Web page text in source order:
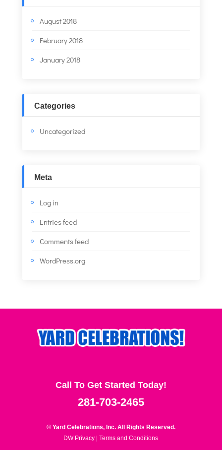
August 2018
February 2018
January 2018
Categories
Uncategorized
Meta
Log in
Entries feed
Comments feed
WordPress.org
Call To Get Started Today!
281-703-2465
© Yard Celebrations, Inc. All Rights Reserved.
DW Privacy
Terms and Conditions